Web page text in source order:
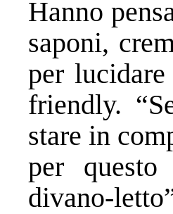
Hanno
saponi,
per
friendly.
stare in
per
divano-